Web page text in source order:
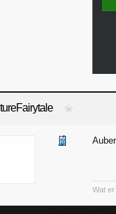
Wat er